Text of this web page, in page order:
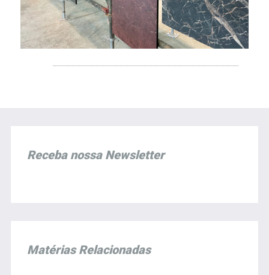
Receba nossa Newsletter
Matérias Relacionadas